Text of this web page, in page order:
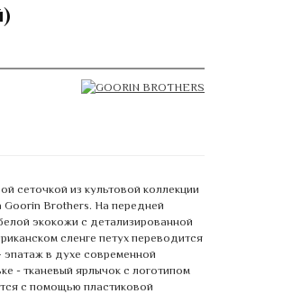
сеточкой из культовой коллекции
Goorin Brothers. На передней
экокожи с детализированной
сленге петух переводится
эпатаж в духе современной
- тканевый ярлычок с логотипом
с помощью пластиковой